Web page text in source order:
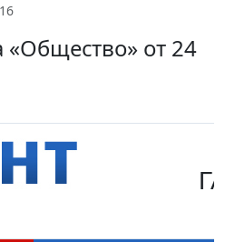
«Общество» от 24